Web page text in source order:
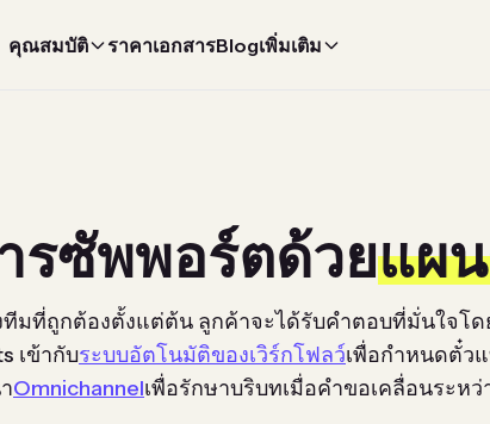
คุณสมบัติ ราคาเอกสารBlogเพิ่มเติม
ซัพพอร์ตด้วยแผ
มที่ถูกต้องตั้งแต่ต้น ลูกค้าจะได้รับคำตอบที่มั่นใจโด
เข้ากับระบบอัตโนมัติของเวิร์กโฟลว์เพื่อกำหนดตั๋ว
Omnichannelเพื่อรักษาบริบทเมื่อคำขอเคลื่อนระหว่